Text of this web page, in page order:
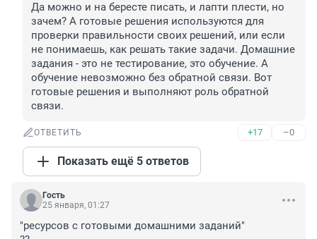
Да можно и на бересте писать, и лапти плести, но
зачем? А готовые решения используются для
проверки правильности своих решений, или если
не понимаешь, как решать такие задачи. Домашние
задания - это не тестирование, это обучение. А
обучение невозможно без обратной связи. Вот
готовые решения и выполняют роль обратной
связи.
ОТВЕТИТЬ +17 –0
Показать ещё 5 ответов
Гость
25 января, 01:27
"ресурсов с готовыми домашними заданий"